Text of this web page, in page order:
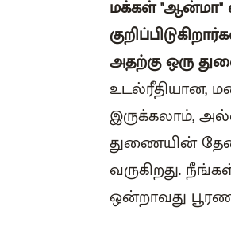
மக்கள் "ஆன்மா"
அதற்கு ஒரு
உடல்ரீதியான,
இருக்கலாம்,
துணையின்
வருகிறது.
ஒன்றாவது